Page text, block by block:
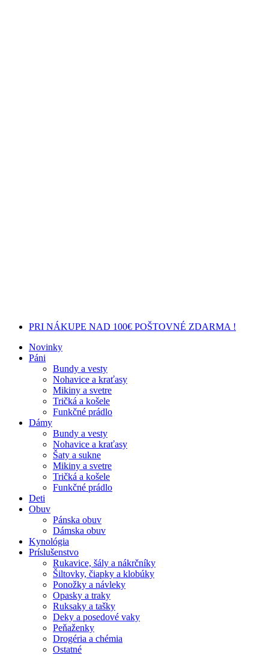
PRI NÁKUPE NAD 100€ POŠTOVNÉ ZDARMA !
Novinky
Páni
Bundy a vesty
Nohavice a kraťasy
Mikiny a svetre
Tričká a košele
Funkčné prádlo
Dámy
Bundy a vesty
Nohavice a kraťasy
Šaty a sukne
Mikiny a svetre
Tričká a košele
Funkčné prádlo
Deti
Obuv
Pánska obuv
Dámska obuv
Kynológia
Príslušenstvo
Rukavice, šály a nákrčníky
Šiltovky, čiapky a klobúky
Ponožky a návleky
Opasky a traky
Ruksaky a tašky
Deky a posedové vaky
Peňaženky
Drogéria a chémia
Ostatné